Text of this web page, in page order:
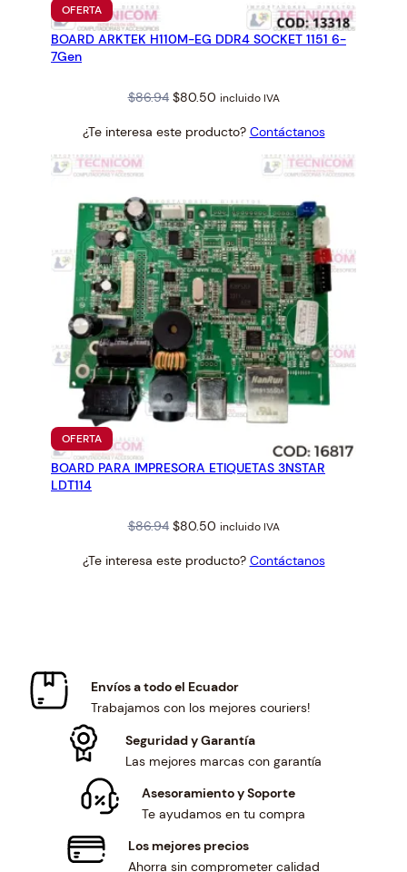
OFERTAPRODUCTO
EN
OFERTA
BOARD ARKTEK H110M-EG DDR4 SOCKET 1151 6-
7Gen
$86.94 Original
was:
$80.50Current
is:
incluido IVA
¿Te interesa este producto? Contáctanos
OFERTAPRODUCTO
EN
OFERTA
BOARD PARA IMPRESORA ETIQUETAS 3NSTAR
LDT114
$86.94 Original
was:
$80.50Current
is:
incluido IVA
¿Te interesa este producto? Contáctanos
Envíos a todo el Ecuador
Trabajamos con los mejores couriers!
Seguridad y Garantía
Las mejores marcas con garantía
Asesoramiento y Soporte
Te ayudamos en tu compra
Los mejores precios
Ahorra sin comprometer calidad